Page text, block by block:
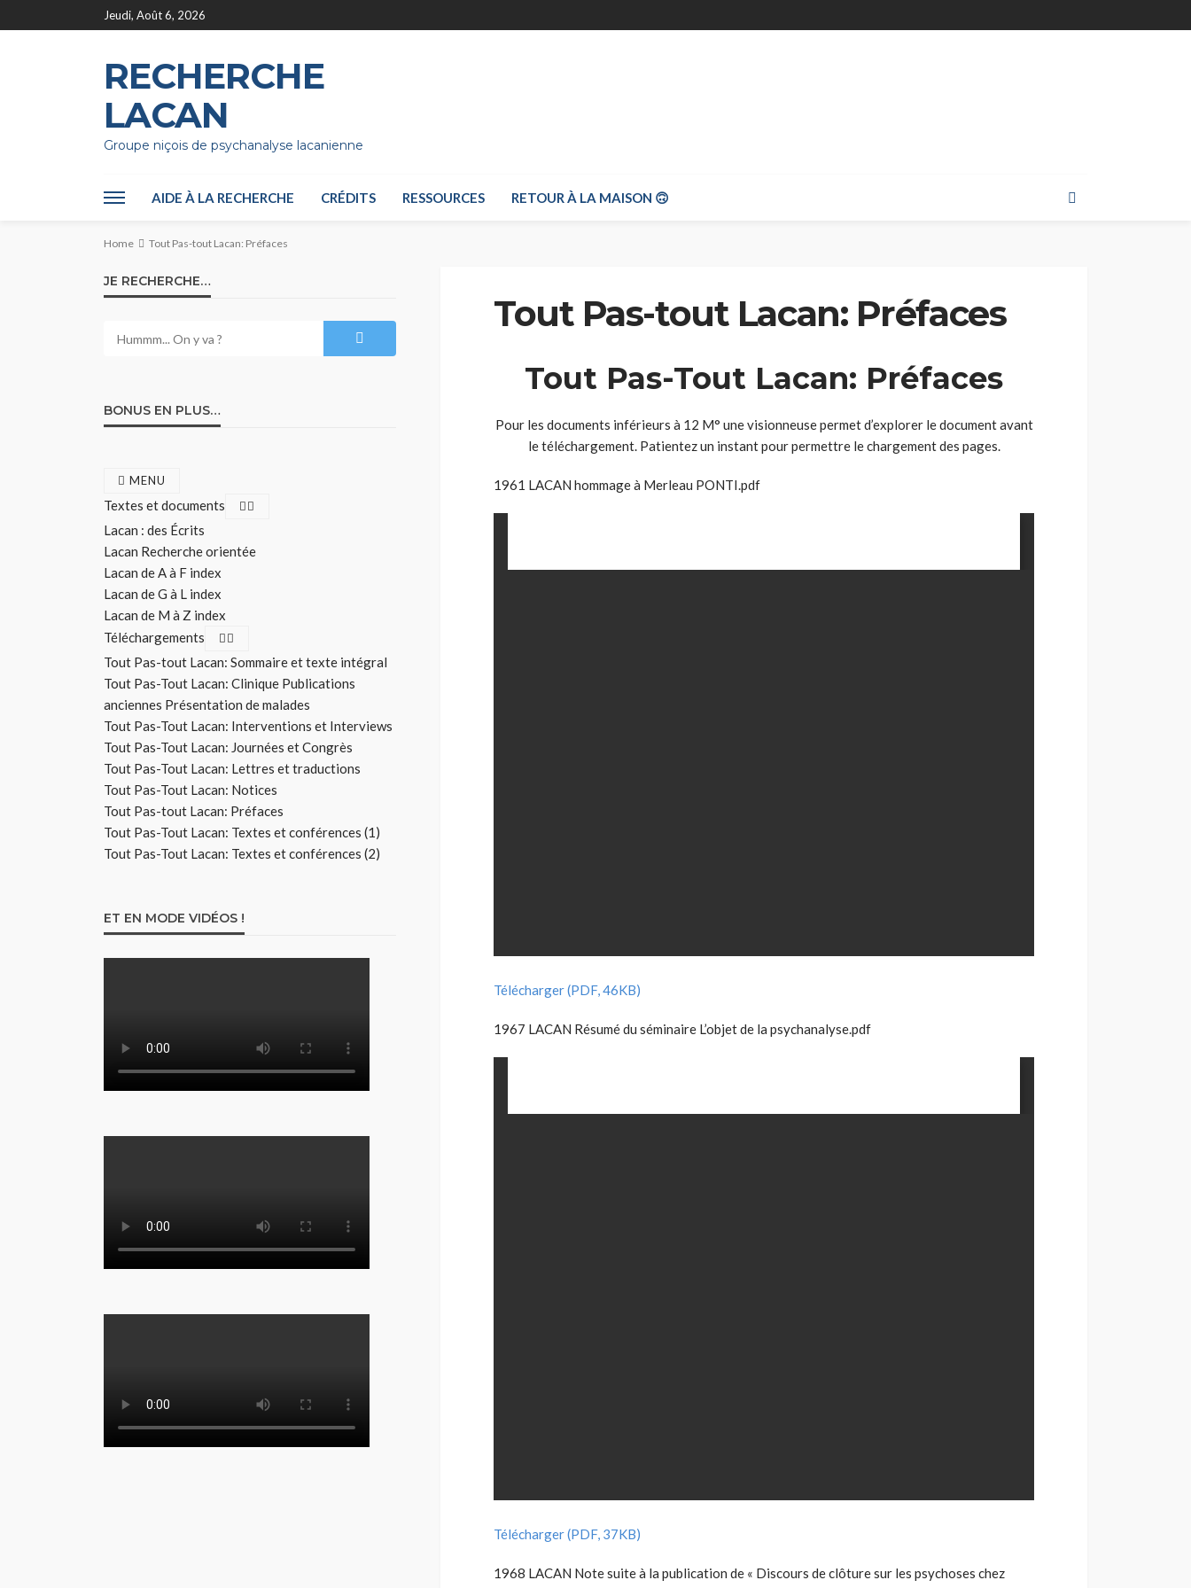
Jeudi, Août 6, 2026
RECHERCHE
LACAN
Groupe niçois de psychanalyse lacanienne
AIDE À LA RECHERCHE CRÉDITS RESSOURCES RETOUR À LA MAISON 🙃
Home Tout Pas-tout Lacan: Préfaces
Tout Pas-tout Lacan: Préfaces
Tout Pas-Tout Lacan: Préfaces
Pour les documents inférieurs à 12 M° une visionneuse permet d’explorer le document avant
le téléchargement. Patientez un instant pour permettre le chargement des pages.
1961 LACAN hommage à Merleau PONTI.pdf
Télécharger (PDF, 46KB)
1967 LACAN Résumé du séminaire L’objet de la psychanalyse.pdf
Télécharger (PDF, 37KB)
1968 LACAN Note suite à la publication de « Discours de clôture sur les psychoses chez
JE RECHERCHE…
BONUS EN PLUS…
MENU
Textes et documents
Lacan : des Écrits
Lacan Recherche orientée
Lacan de A à F index
Lacan de G à L index
Lacan de M à Z index
Téléchargements
Tout Pas-tout Lacan: Sommaire et texte intégral
Tout Pas-Tout Lacan: Clinique Publications
anciennes Présentation de malades
Tout Pas-Tout Lacan: Interventions et Interviews
Tout Pas-Tout Lacan: Journées et Congrès
Tout Pas-Tout Lacan: Lettres et traductions
Tout Pas-Tout Lacan: Notices
Tout Pas-tout Lacan: Préfaces
Tout Pas-Tout Lacan: Textes et conférences (1)
Tout Pas-Tout Lacan: Textes et conférences (2)
ET EN MODE VIDÉOS !